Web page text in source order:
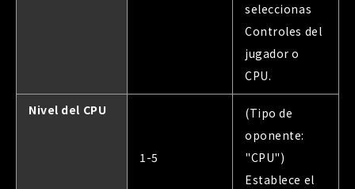
seleccionas
Controles del
jugador o
CPU.
Nivel del CPU
1-5
(Tipo de
oponente:
"CPU")
Establece el